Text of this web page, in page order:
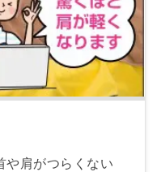
や肩がつらくない